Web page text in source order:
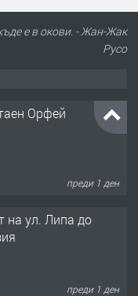
е в окови. - Жан-Жак
Русо
Орфей
преди 1 ден
на ул. Липа до
преди 1 ден